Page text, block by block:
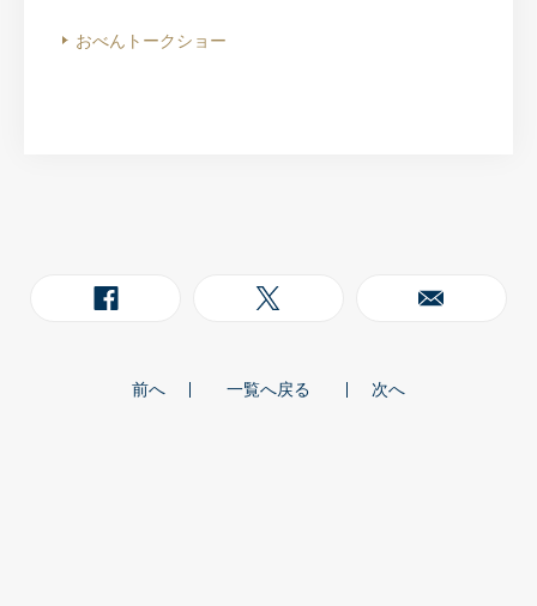
おべんトークショー
前へ 一覧へ戻る 次へ